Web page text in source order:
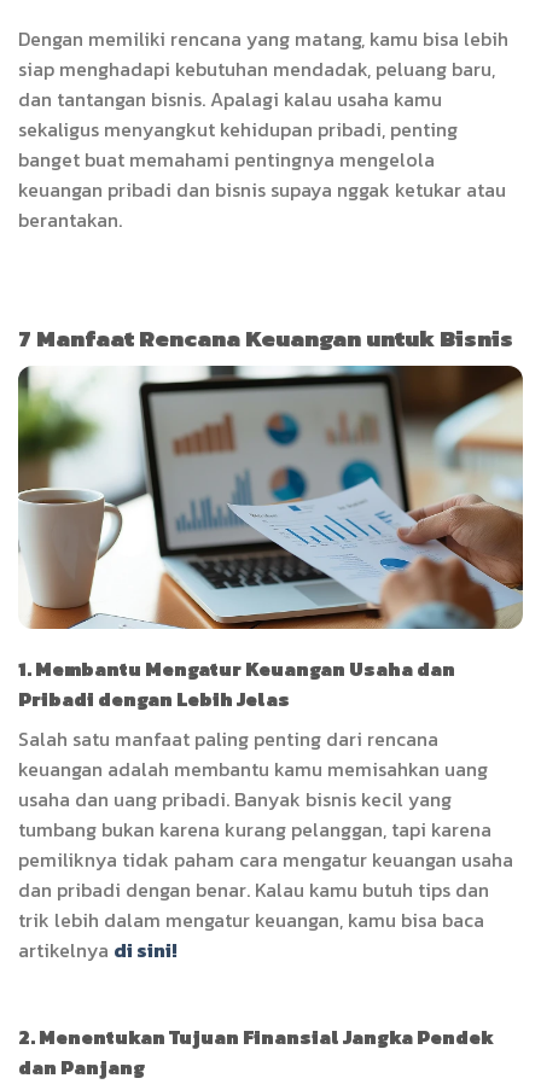
Dengan memiliki rencana yang matang, kamu bisa lebih
siap menghadapi kebutuhan mendadak, peluang baru,
dan tantangan bisnis. Apalagi kalau usaha kamu
sekaligus menyangkut kehidupan pribadi, penting
banget buat memahami pentingnya mengelola
keuangan pribadi dan bisnis supaya nggak ketukar atau
berantakan.
7 Manfaat Rencana Keuangan untuk Bisnis
1. Membantu Mengatur Keuangan Usaha dan
Pribadi dengan Lebih Jelas
Salah satu manfaat paling penting dari rencana
keuangan adalah membantu kamu memisahkan uang
usaha dan uang pribadi. Banyak bisnis kecil yang
tumbang bukan karena kurang pelanggan, tapi karena
pemiliknya tidak paham cara mengatur keuangan usaha
dan pribadi dengan benar. Kalau kamu butuh tips dan
trik lebih dalam mengatur keuangan, kamu bisa baca
artikelnya di sini!
2. Menentukan Tujuan Finansial Jangka Pendek
dan Panjang